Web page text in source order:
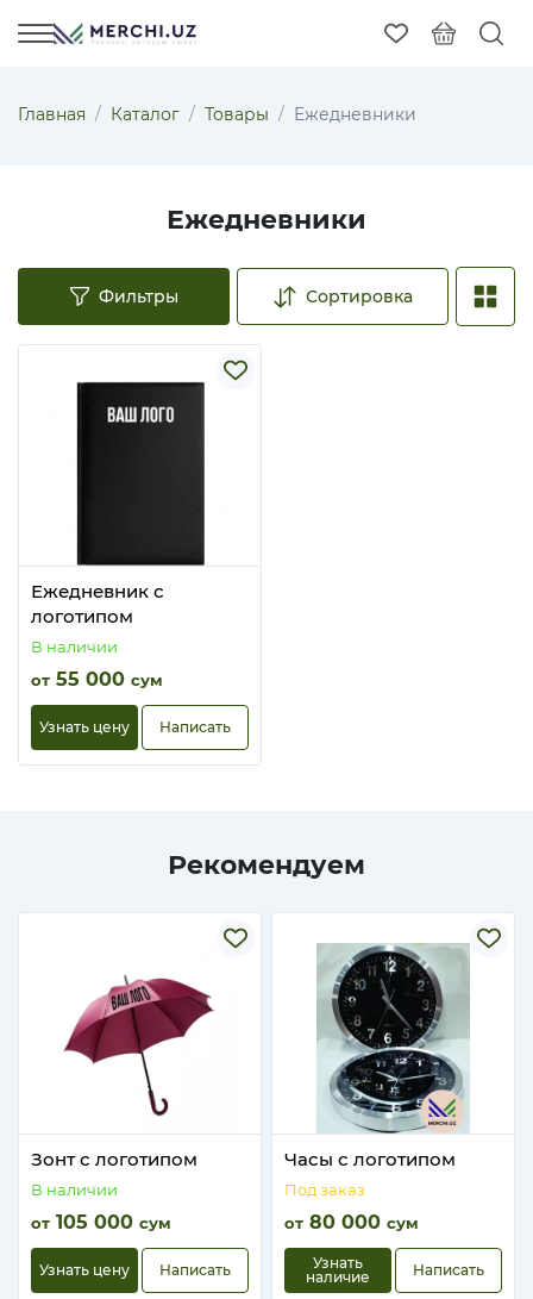
Главная Каталог Товары Ежедневники
Ежедневники
Фильтры Сортировка
Ежедневник с
логотипом
В наличии
от 55 000 сум
Узнать цену Написать
Рекомендуем
Зонт с логотипом
В наличии
от 105 000 сум
Узнать цену Написать
Часы с логотипом
Под заказ
от 80 000 сум
Узнать
наличие
Написать